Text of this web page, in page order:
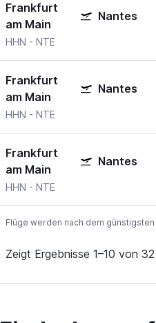
Frankfurt
am Main
Nantes
HHN - NTE
Frankfurt
am Main
Nantes
HHN - NTE
Frankfurt
am Main
Nantes
HHN - NTE
Flüge werden nach dem
Zeigt Ergebnisse 1–10 von